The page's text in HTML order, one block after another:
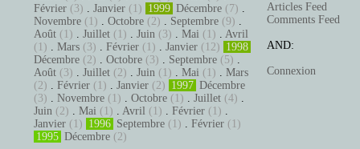
Février (3) . Janvier (1) 1999 Décembre (7) .
Novembre (1) . Octobre (2) . Septembre (9) .
Août (1) . Juillet (1) . Juin (3) . Mai (1) . Avril
(1) . Mars (3) . Février (1) . Janvier (12) 1998
Décembre (2) . Octobre (3) . Septembre (5) .
Août (3) . Juillet (2) . Juin (1) . Mai (1) . Mars
(2) . Février (1) . Janvier (2) 1997 Décembre
(3) . Novembre (1) . Octobre (1) . Juillet (4) .
Juin (2) . Mai (1) . Avril (1) . Février (1) .
Janvier (1) 1996 Septembre (1) . Février (1)
1995 Décembre (2)
Articles Feed
Comments Feed
AND:
Connexion